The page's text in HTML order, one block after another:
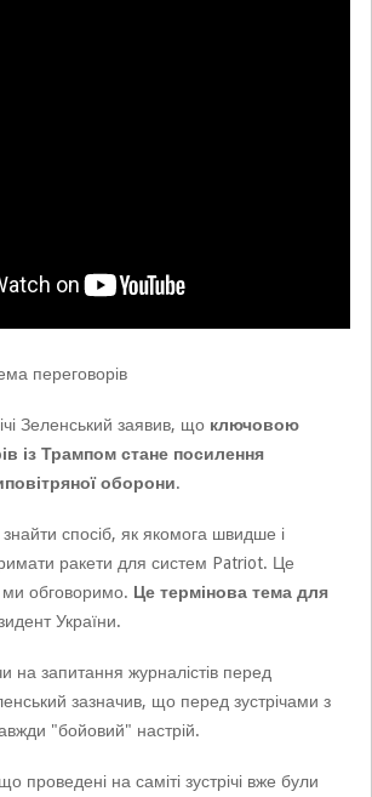
переговорів
Зеленський заявив, що ключовою
із Трампом стане посилення
оборони.
спосіб, як якомога швидше і
ракети для систем Patriot. Це
обговоримо. Це термінова тема для
України.
на запитання журналістів перед
зазначив, що перед зустрічами з
"бойовий" настрій.
проведені на саміті зустрічі вже були